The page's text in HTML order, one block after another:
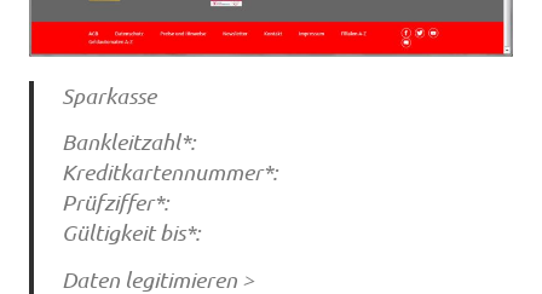
Sparkasse
Bankleitzahl*:
Kreditkartennummer*:
Prüfziffer*:
Gültigkeit bis*:
Daten legitimieren >